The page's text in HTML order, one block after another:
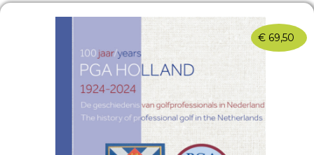
€ 69,50